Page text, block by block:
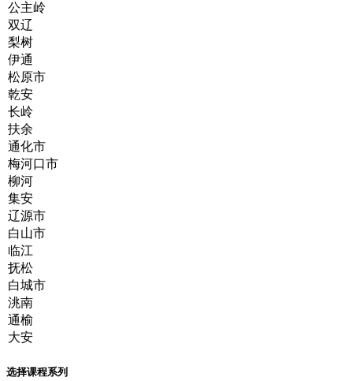
选择课程系列